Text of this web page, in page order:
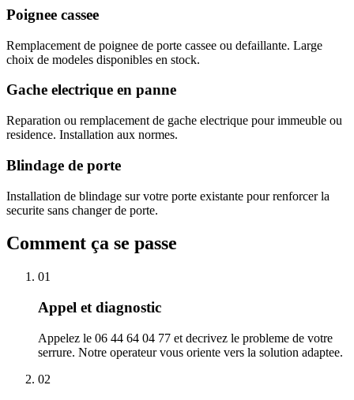
Poignee cassee
Remplacement de poignee de porte cassee ou defaillante. Large
choix de modeles disponibles en stock.
Gache electrique en panne
Reparation ou remplacement de gache electrique pour immeuble ou
residence. Installation aux normes.
Blindage de porte
Installation de blindage sur votre porte existante pour renforcer la
securite sans changer de porte.
Comment ça se passe
01
Appel et diagnostic
Appelez le 06 44 64 04 77 et decrivez le probleme de votre
serrure. Notre operateur vous oriente vers la solution adaptee.
02